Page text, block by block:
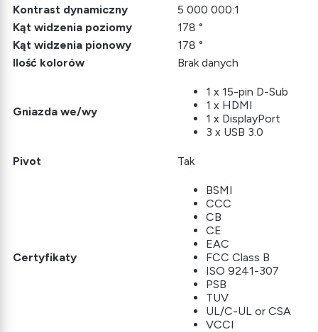
Kontrast dynamiczny
5 000 000:1
Kąt widzenia poziomy
178 °
Kąt widzenia pionowy
178 °
Ilość kolorów
Brak danych
Gniazda we/wy
1 x 15-pin D-Sub
1 x HDMI
1 x DisplayPort
3 x USB 3.0
Pivot Tak
Certyfikaty
BSMI
CCC
CB
CE
EAC
FCC Class B
ISO 9241-307
PSB
TUV
UL/C-UL or CSA
VCCI